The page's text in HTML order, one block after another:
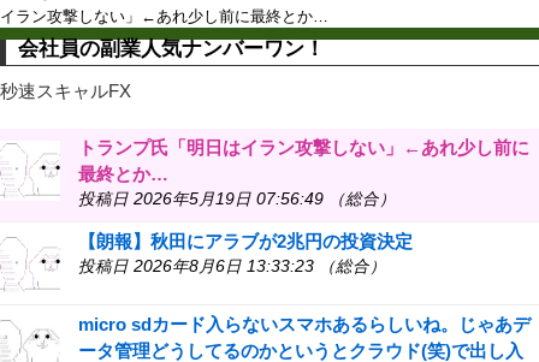
イラン攻撃しない」←あれ少し前に最終とか…
会社員の副業人気ナンバーワン！
秒速スキャルFX
トランプ氏「明日はイラン攻撃しない」←あれ少し前に
最終とか…
投稿日 2026年5月19日 07:56:49 （総合）
【朗報】秋田にアラブが2兆円の投資決定
投稿日 2026年8月6日 13:33:23 （総合）
micro sdカード入らないスマホあるらしいね。じゃあデ
ータ管理どうしてるのかというとクラウド(笑)で出し入